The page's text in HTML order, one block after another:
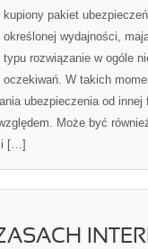
kupiony pakiet
określonej wydajności,
typu rozwiązanie w ogóle
oczekiwań. W takich
ubezpieczenia od
Może być
[…]